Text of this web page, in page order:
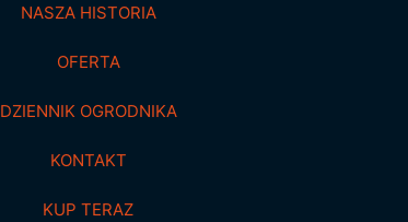
NASZA HISTORIA
OFERTA
DZIENNIK OGRODNIKA
KONTAKT
KUP TERAZ